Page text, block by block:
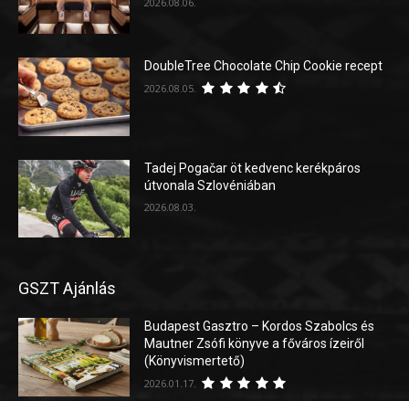
DoubleTree Chocolate Chip Cookie recept
2026.08.05.
Tadej Pogačar öt kedvenc kerékpáros
útvonala Szlovéniában
2026.08.03.
GSZT Ajánlás
Budapest Gasztro – Kordos Szabolcs és
Mautner Zsófi könyve a főváros ízeiről
(Könyvismertető)
2026.01.17.